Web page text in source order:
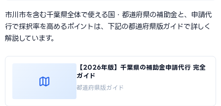
市川市を含む千葉県全体で使える国・都道府県の補助金と、申請代
行で採択率を高めるポイントは、下記の都道府県版ガイドで詳しく
解説しています。
【2026年版】千葉県の補助金申請代行 完全
ガイド
都道府県版ガイド